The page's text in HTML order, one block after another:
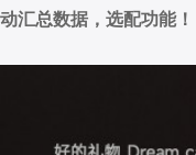
动汇总数据，选配功能！